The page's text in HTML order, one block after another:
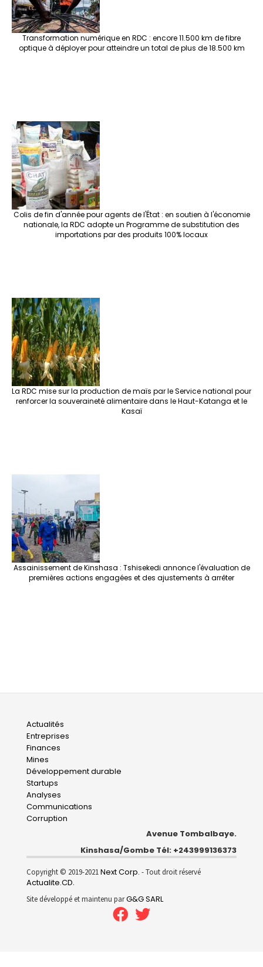
Transformation numérique en RDC : encore 11.500 km de fibre
optique à déployer pour atteindre un total de plus de 18.500 km
Colis de fin d'année pour agents de l'État : en soutien à l'économie
nationale, la RDC adopte un Programme de substitution des
importations par des produits 100% locaux
La RDC mise sur la production de maïs par le Service national pour
renforcer la souveraineté alimentaire dans le Haut-Katanga et le
Kasaï
Assainissement de Kinshasa : Tshisekedi annonce l'évaluation de
premières actions engagées et des ajustements à arrêter
Main
navigation
Actualités
Entreprises
Finances
Mines
Développement durable
Startups
Analyses
Communications
Corruption
Avenue Tombalbaye.
Kinshasa/Gombe Tél: +243999136373
Copyright © 2019-2021Next Corp. - Tout droit réservé
Actualite.CD.
Site développé et maintenu parG&G SARL